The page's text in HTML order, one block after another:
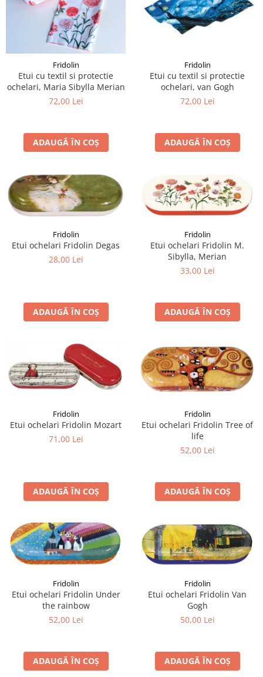
Fridolin
Etui cu textil si protectie
ochelari, Maria Sibylla Merian
72,00 Lei
ADAUGĂ ÎN COȘ
Fridolin
Etui cu textil si protectie
ochelari, van Gogh
72,00 Lei
ADAUGĂ ÎN COȘ
Fridolin
Etui ochelari Fridolin Degas
28,00 Lei
ADAUGĂ ÎN COȘ
Fridolin
Etui ochelari Fridolin M.
Sibylla, Merian
33,00 Lei
ADAUGĂ ÎN COȘ
Fridolin
Etui ochelari Fridolin Mozart
71,00 Lei
ADAUGĂ ÎN COȘ
Fridolin
Etui ochelari Fridolin Tree of
life
52,00 Lei
ADAUGĂ ÎN COȘ
Fridolin
Etui ochelari Fridolin Under
the rainbow
52,00 Lei
ADAUGĂ ÎN COȘ
Fridolin
Etui ochelari Fridolin Van
Gogh
50,00 Lei
ADAUGĂ ÎN COȘ